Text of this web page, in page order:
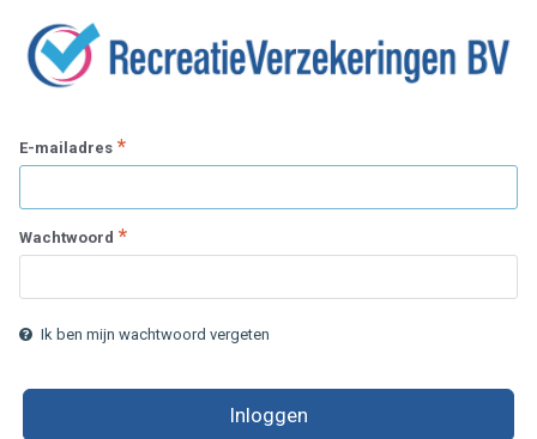
E-mailadres
Wachtwoord
Ik ben mijn wachtwoord vergeten
Inloggen